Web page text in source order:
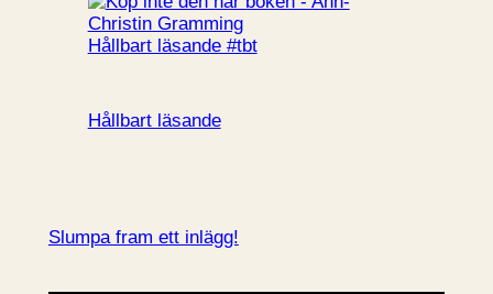
Hållbart läsande #tbt
Hållbart läsande
Slumpa fram ett inlägg!